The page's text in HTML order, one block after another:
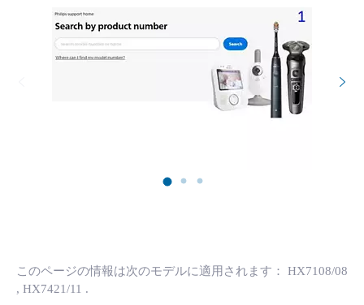
このページの情報は次のモデルに適用されます： HX7108/08
, HX7421/11 .